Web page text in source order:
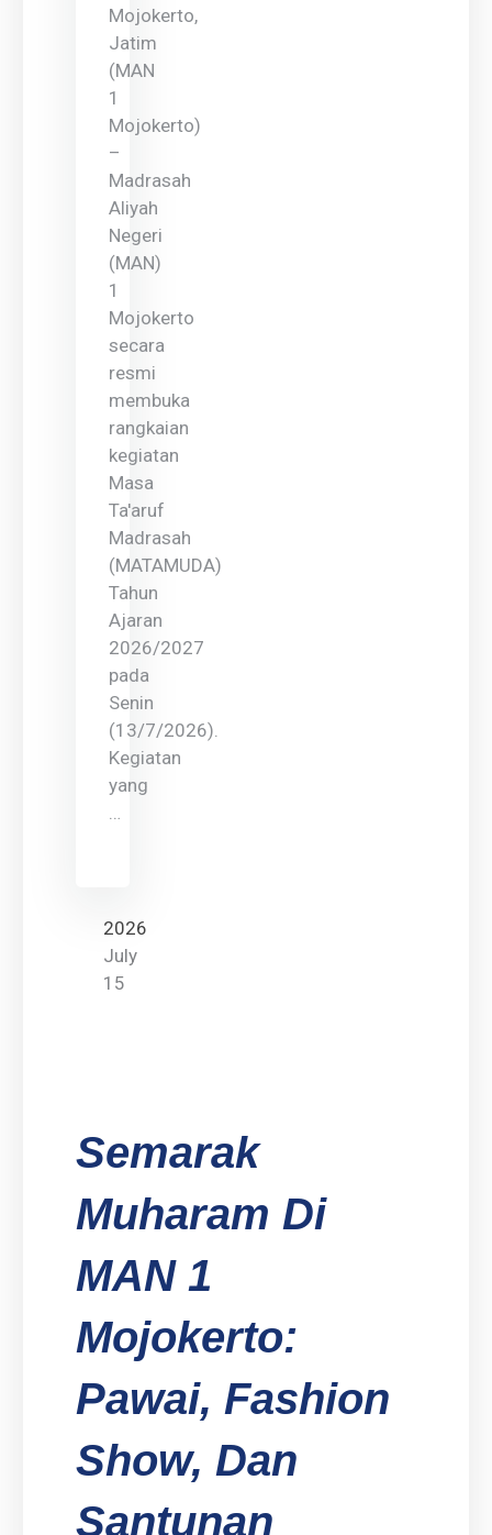
Mojokerto,
Jatim
(MAN
1
Mojokerto)
–
Madrasah
Aliyah
Negeri
(MAN)
1
Mojokerto
secara
resmi
membuka
rangkaian
kegiatan
Masa
Ta'aruf
Madrasah
(MATAMUDA)
Tahun
Ajaran
2026/2027
pada
Senin
(13/7/2026).
Kegiatan
yang
…
2026
July
15
Semarak
Muharam Di
MAN 1
Mojokerto:
Pawai, Fashion
Show, Dan
Santunan